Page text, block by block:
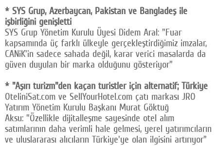
* SYS Grup, Azerbaycan, Pakistan ve Bangladeş ile
işbirliğini genişletti
SYS Grup Yönetim Kurulu Üyesi Didem Aral: "Fuar
kapsamında üç farklı ülkeyle gerçekleştirdiğimiz imzalar,
CANiK'in sadece sahada değil, karar verici masalarda da
güven duyulan bir marka olduğunu gösteriyor"
* "Aşırı turizm"den kaçan turistler için alternatif; Türkiye
OteliniSat.com ve SellYourHotel.com çatı markası JRO
Yatırım Yönetim Kurulu Başkanı Murat Göktuğ
Aksu: "Özellikle dijitalleşme sayesinde otel alım
satımlarının daha verimli hale gelmesi, yerel yatırımcıların
ve uluslararası alıcıların Türkiye'ye olan ilgisini artırıyor"